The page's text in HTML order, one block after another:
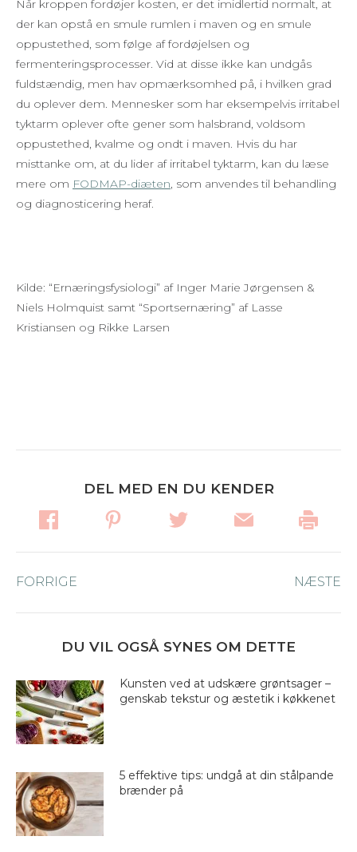
Når kroppen fordøjer kosten, er det imidlertid normalt, at
der kan opstå en smule rumlen i maven og en smule
oppustethed, som følge af fordøjelsen og
fermenteringsprocesser. Vid at disse ikke kan undgås
fuldstændig, men hav opmærksomhed på, i hvilken grad
du oplever dem. Mennesker som har eksempelvis irritabel
tyktarm oplever ofte gener som halsbrand, voldsom
oppustethed, kvalme og ondt i maven. Hvis du har
misttanke om, at du lider af irritabel tyktarm, kan du læse
mere om FODMAP-diæten, som anvendes til behandling
og diagnosticering heraf.
Kilde: “Ernæringsfysiologi” af Inger Marie Jørgensen &
Niels Holmquist samt “Sportsernæring” af Lasse
Kristiansen og Rikke Larsen
DEL MED EN DU KENDER
navigation
FORRIGE NÆSTE
DU VIL OGSÅ SYNES OM DETTE
Kunsten ved at udskære grøntsager –
genskab tekstur og æstetik i køkkenet
5 effektive tips: undgå at din stålpande
brænder på